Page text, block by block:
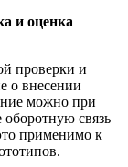
и оценка
проверки и
о внесении
можно при
связь
применимо к